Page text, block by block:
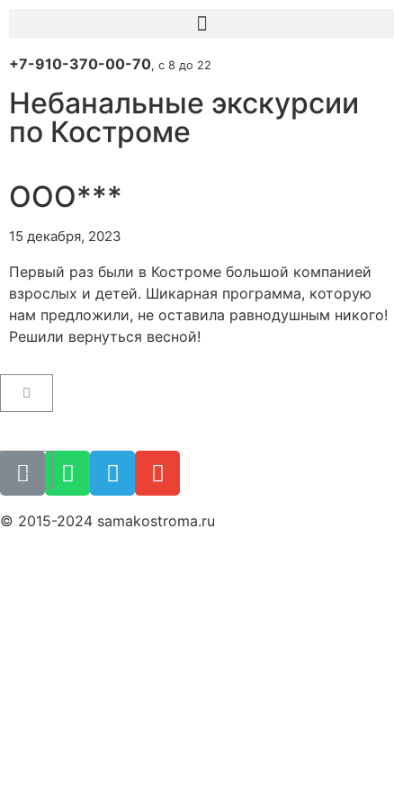
+7-910-370-00-70, с 8 до 22
Небанальные экскурсии
по Костроме
ООО***
15 декабря, 2023
Первый раз были в Костроме большой компанией
взрослых и детей. Шикарная программа, которую
нам предложили, не оставила равнодушным никого!
Решили вернуться весной!
Пользовательское соглашение
Как купить билет
© 2015-2024 samakostroma.ru